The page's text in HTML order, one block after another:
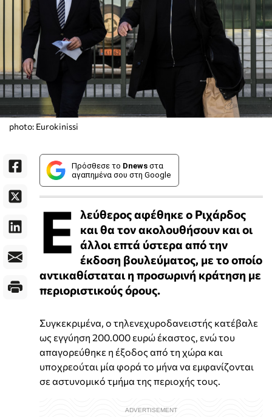
photo: Eurokinissi
Πρόσθεσε το Dnews στα
αγαπημένα σου στη Google
Ε
λεύθερος αφέθηκε ο Ριχάρδος
και θα τον ακολουθήσουν και οι
άλλοι επτά ύστερα από την
έκδοση βουλεύματος, με το οποίο
αντικαθίσταται η προσωρινή κράτηση με
περιοριστικούς όρους.
Συγκεκριμένα, ο τηλενεχυροδανειστής κατέβαλε
ως εγγύηση 200.000 ευρώ έκαστος, ενώ του
απαγορεύθηκε η έξοδος από τη χώρα και
υποχρεούται μία φορά το μήνα να εμφανίζονται
σε αστυνομικό τμήμα της περιοχής τους.